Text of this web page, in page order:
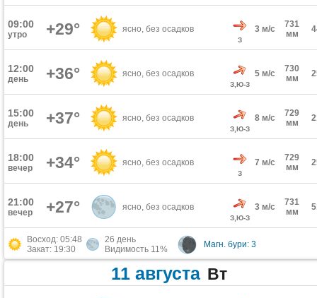
09:00
утро +29° ясно, без осадков
З
3 м/с
731
мм
12:00
день +36° ясно, без осадков
З,Ю-З
5 м/с
730
мм
15:00
день +37° ясно, без осадков
З,Ю-З
8 м/с
729
мм
18:00
вечер +34° ясно, без осадков
З
7 м/с
729
мм
21:00
вечер +27° ясно, без осадков
З,Ю-З
3 м/с
731
мм
Восход: 05:48
Закат: 19:30
26 день
Видимость 11%
Магн. бури: 3
11 августа Вт